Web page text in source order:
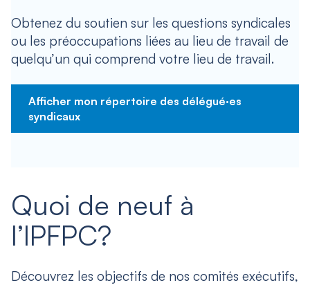
Obtenez du soutien sur les questions syndicales
ou les préoccupations liées au lieu de travail de
quelqu’un qui comprend votre lieu de travail.
Afficher mon répertoire des délégué·es
syndicaux
Quoi de neuf à
l’IPFPC?
Découvrez les objectifs de nos comités exécutifs,